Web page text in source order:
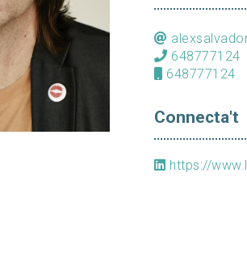
648777124
648777124
Connecta't
https://